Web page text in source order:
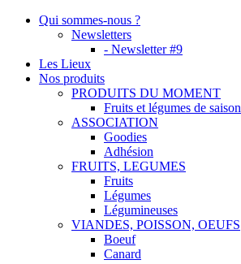
Qui sommes-nous ?
Newsletters
- Newsletter #9
Les Lieux
Nos produits
PRODUITS DU MOMENT
Fruits et légumes de saison
ASSOCIATION
Goodies
Adhésion
FRUITS, LEGUMES
Fruits
Légumes
Légumineuses
VIANDES, POISSON, OEUFS
Boeuf
Canard